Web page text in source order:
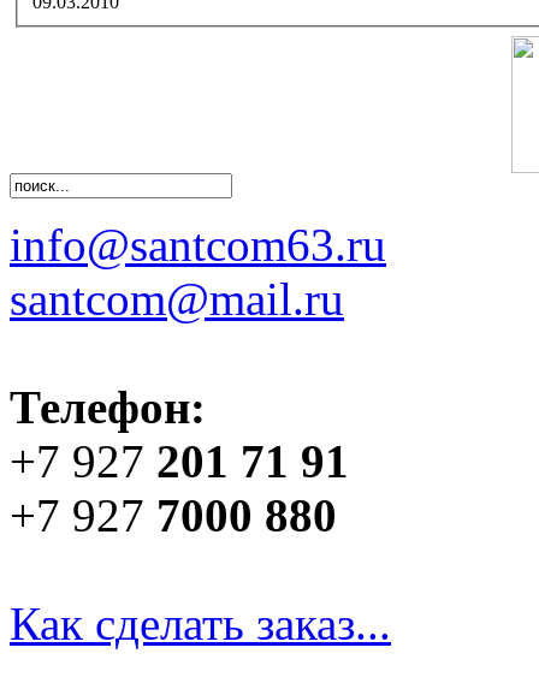
info@santcom63.ru
santcom@mail.ru
Телефон:
+7 927 201 71 91
+7 927 7000 880
Как сделать заказ...